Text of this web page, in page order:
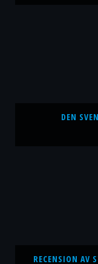
DEN
RECENSION AV